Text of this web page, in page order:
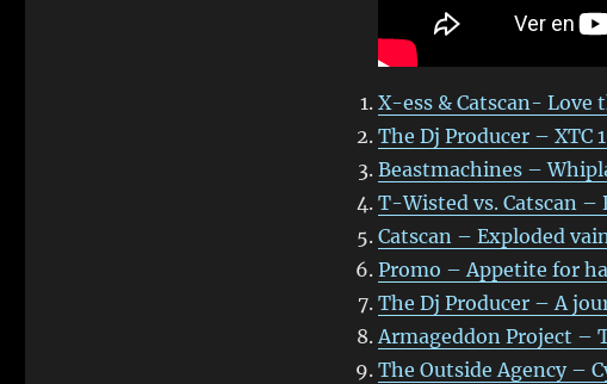
X-ess & Catscan- Love
The Dj Producer – XTC
Beastmachines –
T-Wisted vs. Catscan –
Catscan – Exploded
Promo – Appetite for
The Dj Producer – A
Armageddon Project –
The Outside Agency –